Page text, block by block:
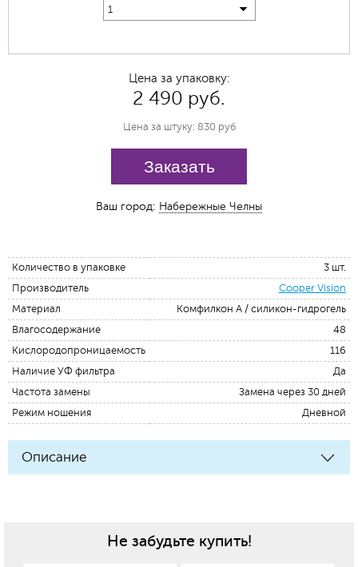
1
Цена за упаковку:
2 490 руб.
Цена за штуку: 830 руб
Заказать
Ваш город: Набережные Челны
Количество в упаковке
3 шт.
Производитель
Cooper Vision
Материал
Комфилкон А / силикон-гидрогель
Влагосодержание
48
Кислородопроницаемость
116
Наличие УФ фильтра
Да
Частота замены
Замена через 30 дней
Режим ношения
Дневной
Описание
Не забудьте купить!